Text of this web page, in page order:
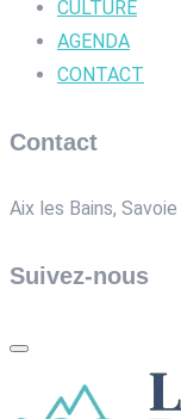
CULTURE
AGENDA
CONTACT
Contact
Aix les Bains, Savoie
Suivez-nous